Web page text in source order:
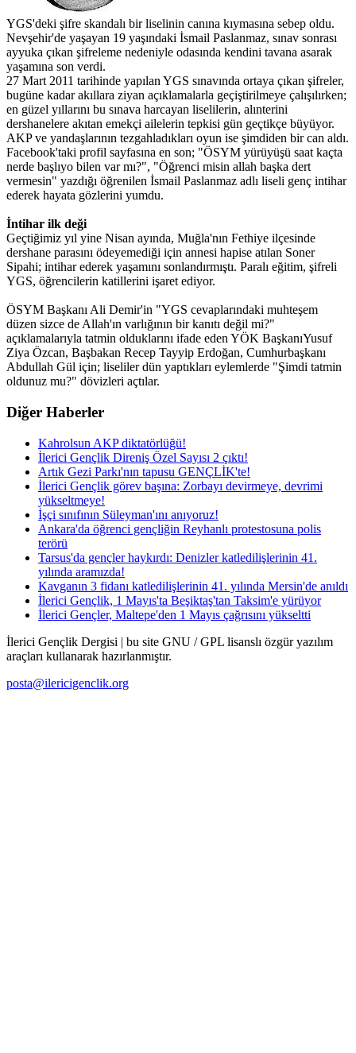
YGS'deki şifre skandalı bir liselinin canına kıymasına sebep oldu.
Nevşehir'de yaşayan 19 yaşındaki İsmail Paslanmaz, sınav sonrası
ayyuka çıkan şifreleme nedeniyle odasında kendini tavana asarak
yaşamına son verdi.
27 Mart 2011 tarihinde yapılan YGS sınavında ortaya çıkan şifreler,
bugüne kadar akıllara ziyan açıklamalarla geçiştirilmeye çalışılırken;
en güzel yıllarını bu sınava harcayan liselilerin, alınterini
dershanelere akıtan emekçi ailelerin tepkisi gün geçtikçe büyüyor.
AKP ve yandaşlarının tezgahladıkları oyun ise şimdiden bir can aldı.
Facebook'taki profil sayfasına en son; "ÖSYM yürüyüşü saat kaçta
nerde başlıyo bilen var mı?", "Öğrenci misin allah başka dert
vermesin" yazdığı öğrenilen İsmail Paslanmaz adlı liseli genç intihar
ederek hayata gözlerini yumdu.
İntihar ilk deği
Geçtiğimiz yıl yine Nisan ayında, Muğla'nın Fethiye ilçesinde
dershane parasını ödeyemediği için annesi hapise atılan Soner
Sipahi; intihar ederek yaşamını sonlandırmıştı. Paralı eğitim, şifreli
YGS, öğrencilerin katillerini işaret ediyor.
ÖSYM Başkanı Ali Demir'in "YGS cevaplarındaki muhteşem
düzen sizce de Allah'ın varlığının bir kanıtı değil mi?"
açıklamalarıyla tatmin olduklarını ifade eden YÖK BaşkanıYusuf
Ziya Özcan, Başbakan Recep Tayyip Erdoğan, Cumhurbaşkanı
Abdullah Gül için; liseliler dün yaptıkları eylemlerde "Şimdi tatmin
oldunuz mu?" dövizleri açtılar.
Diğer Haberler
Kahrolsun AKP diktatörlüğü!
İlerici Gençlik Direniş Özel Sayısı 2 çıktı!
Artık Gezi Parkı'nın tapusu GENÇLİK'te!
İlerici Gençlik görev başına: Zorbayı devirmeye, devrimi
yükseltmeye!
İşçi sınıfının Süleyman'ını anıyoruz!
Ankara'da öğrenci gençliğin Reyhanlı protestosuna polis
terörü
Tarsus'da gençler haykırdı: Denizler katledilişlerinin 41.
yılında aramızda!
Kavganın 3 fidanı katledilişlerinin 41. yılında Mersin'de anıldı
İlerici Gençlik, 1 Mayıs'ta Beşiktaş'tan Taksim'e yürüyor
İlerici Gençler, Maltepe'den 1 Mayıs çağrısını yükseltti
İlerici Gençlik Dergisi | bu site GNU / GPL lisanslı özgür yazılım
araçları kullanarak hazırlanmıştır.
posta@ilericigenclik.org